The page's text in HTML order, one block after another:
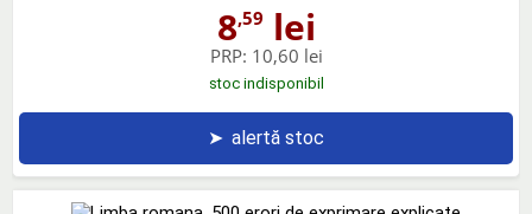
8,59 lei
PRP: 10,60 lei
stoc indisponibil
➤ alertă stoc